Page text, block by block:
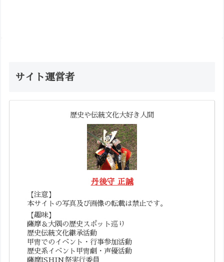
サイト運営者
歴史や伝統文化大好き人間
丹後守 正誠
【注意】
本サイトの写真及び画像の転載は禁止です。
【趣味】
薩摩＆大隅の歴史スポット巡り
歴史伝統文化継承活動
甲冑でのイベント・行事参加活動
歴史系イベント甲冑劇・声優活動
薩摩ISHIN祭実行委員